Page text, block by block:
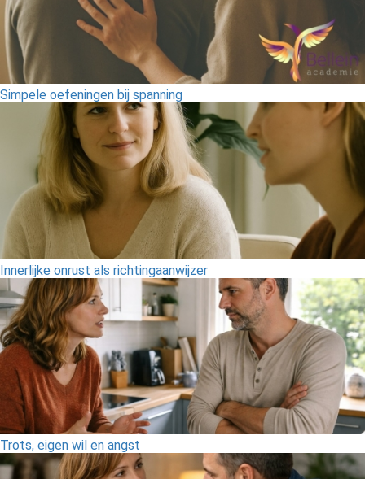
Simpele oefeningen bij spanning
Innerlijke onrust als richtingaanwijzer
Trots, eigen wil en angst